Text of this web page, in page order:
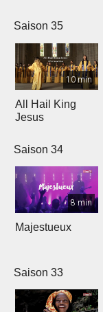
Saison 35
10 min
All Hail King
Jesus
Saison 34
8 min
Majestueux
Saison 33